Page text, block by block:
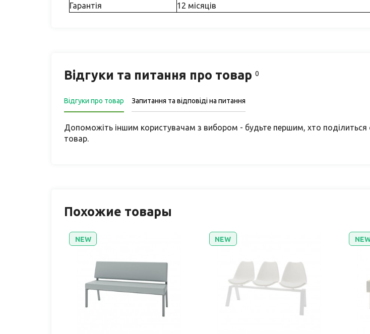
Гарантія
12 місяців
Відгуки та питання про товар 0
Відгуки про товар Запитання та відповіді на питання
Допоможіть іншим користувачам з вибором - будьте першим, хто
товар.
Похожие товары
NEW NEW